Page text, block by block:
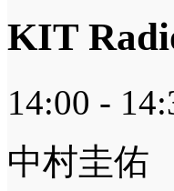
KIT
14:00 -
中村圭佑